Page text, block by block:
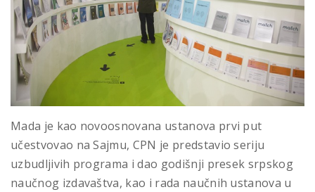
Mada je kao novoosnovana ustanova prvi put
učestvovao na Sajmu, CPN je predstavio seriju
uzbudljivih programa i dao godišnji presek srpskog
naučnog izdavaštva, kao i rada naučnih ustanova u